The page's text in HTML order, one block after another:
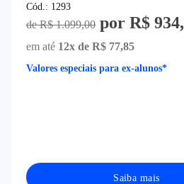
Cód.: 1293
deR$ 1.099,00 por R$
em até 12x de R$ 77,85
Valores especiais para ex-alunos*
Saiba mais